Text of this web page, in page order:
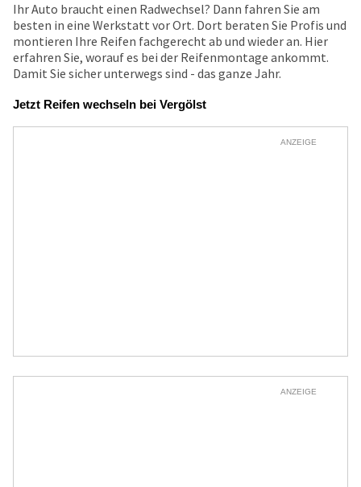
Ihr Auto braucht einen Radwechsel? Dann fahren Sie am
besten in eine Werkstatt vor Ort. Dort beraten Sie Profis und
montieren Ihre Reifen fachgerecht ab und wieder an. Hier
erfahren Sie, worauf es bei der Reifenmontage ankommt.
Damit Sie sicher unterwegs sind - das ganze Jahr.
Jetzt Reifen wechseln bei Vergölst
ANZEIGE
ANZEIGE